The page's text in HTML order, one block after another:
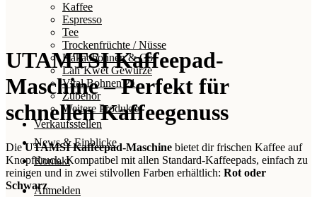
Kaffee
Espresso
Tee
Trockenfrüchte / Nüsse
Kakaobohnen & Co.
Lah’Kwet Gewürze
Vital Bohnen 21
Zubehör
Weitere Produkte
Verkaufsstellen
News & Einblicke
Kontakt
Anmelden
UTAMTSI Kaffeepad-
Maschine – Perfekt für
schnellen Kaffeegenuss
DieUTAMSI Kaffeepad-Maschine bietet dir frischen Kaffee auf
Knopfdruck. Kompatibel mit allen Standard-Kaffeepads, einfach zu
reinigen und in zwei stilvollen Farben erhältlich: Rot oder
Schwarz.